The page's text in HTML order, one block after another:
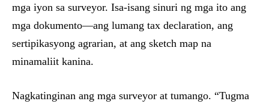
mga iyon sa surveyor. Isa-isang sinuri ng mga ito ang
mga dokumento—ang lumang tax declaration, ang
sertipikasyong agrarian, at ang sketch map na
minamaliit kanina.
Nagkatinginan ang mga surveyor at tumango. “Tugma